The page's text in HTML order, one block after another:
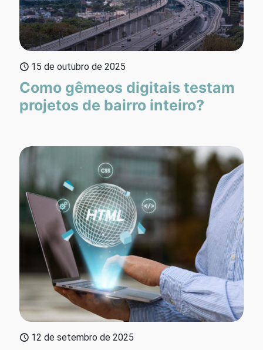
15 de outubro de 2025
Como gêmeos digitais testam
projetos de bairro inteiro?
12 de setembro de 2025